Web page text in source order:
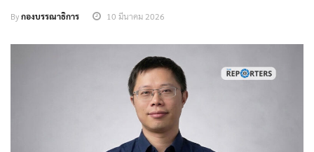
Byกองบรรณาธิการ 10 มีนาคม 2026